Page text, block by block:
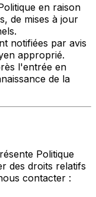
en raison
de mises à jour
notifiées par avis
approprié.
l'entrée en
de la
Politique
des droits relatifs
contacter :